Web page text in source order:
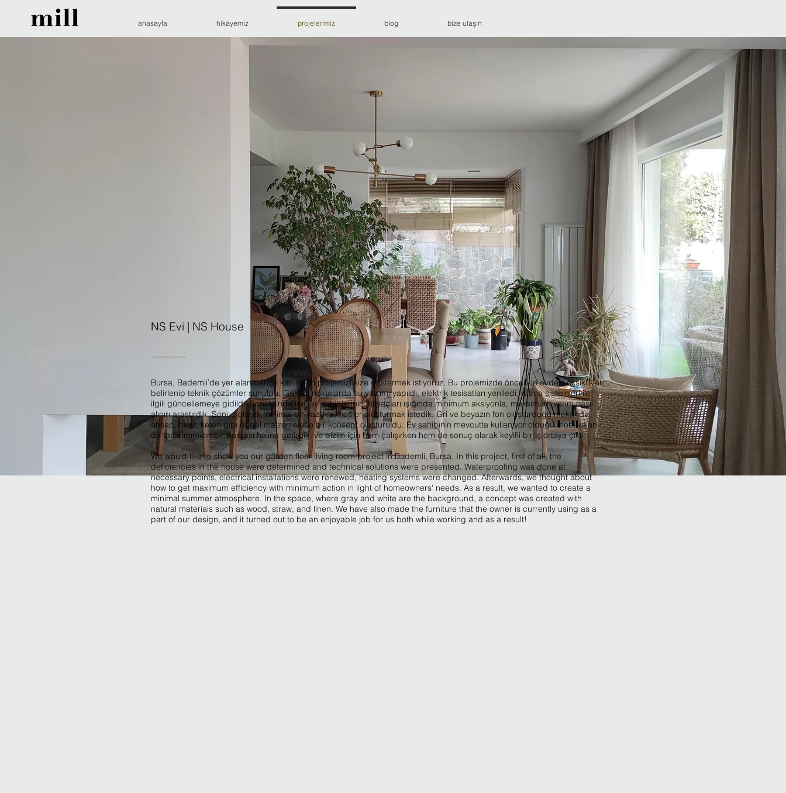
anasayfa hikayemiz projelerimiz blog bize ulaşın
NS Evi | NS House
Bursa, Bademli’de yer alan bahçe katı salon projemizi size göstermek istiyoruz. Bu projemizde öncelikle evdeki eksiklikler
belirlenip teknik çözümler sunuldu. Gerekli noktalarda su yalıtımı yapıldı, elektrik tesisatları yeniledi, ısıtma sistemleri ile
ilgili güncellemeye gidildi. Sonrasında ise, ev sahiplerinin ihtiyaçları ışığında minimum aksiyonla, maksimum verim nasıl
alınırı araştırdık. Sonuç olarak minimal bir yazlık atmosfer oluşturmak istedik. Gri ve beyazın fon oluşturduğu mekanda,
ahşap, hasır, keten gibi doğal malzemelerle bir konsept oluşturuldu. Ev sahibinin mevcutta kullanıyor olduğu mobilyaları
da tasarımımızın bir parçası haline getirdik, ve bizim için hem çalışırken hem de sonuç olarak keyifli bir iş ortaya çıktı!
We would like to show you our garden floor living room project in Bademli, Bursa. In this project, first of all, the
deficiencies in the house were determined and technical solutions were presented. Waterproofing was done at
necessary points, electrical installations were renewed, heating systems were changed. Afterwards, we thought about
how to get maximum efficiency with minimum action in light of homeowners' needs. As a result, we wanted to create a
minimal summer atmosphere. In the space, where gray and white are the background, a concept was created with
natural materials such as wood, straw, and linen. We have also made the furniture that the owner is currently using as a
part of our design, and it turned out to be an enjoyable job for us both while working and as a result!